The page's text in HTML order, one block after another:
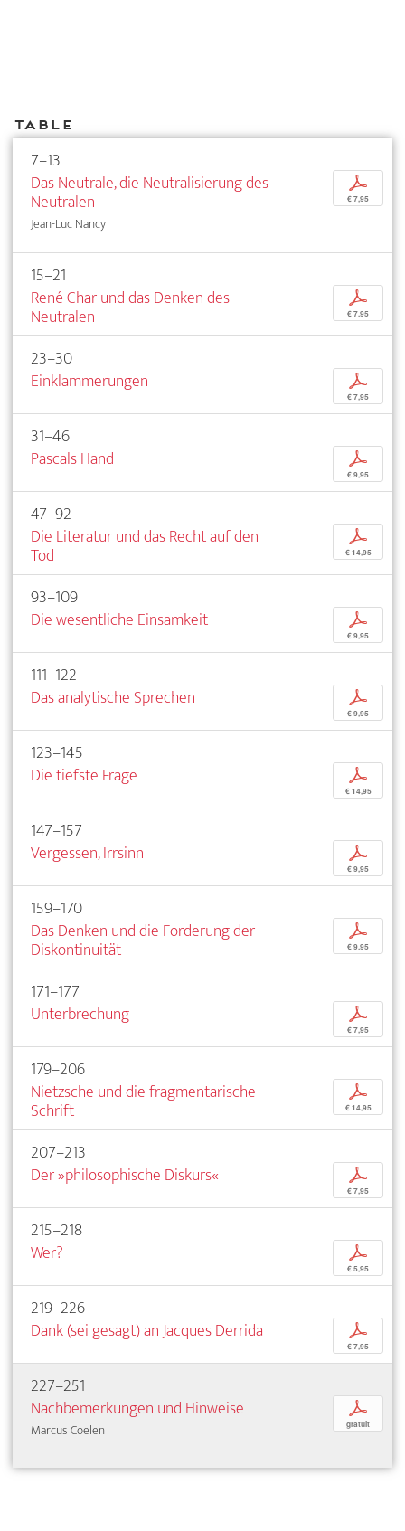
Table
7–13
Das Neutrale, die Neutralisierung des
Neutralen
Jean-Luc Nancy
p
€ 7,95
15–21
René Char und das Denken des
Neutralen
p
€ 7,95
23–30
Einklammerungen
p
€ 7,95
31–46
Pascals Hand
p
€ 9,95
47–92
Die Literatur und das Recht auf den
Tod
p
€ 14,95
93–109
Die wesentliche Einsamkeit
p
€ 9,95
111–122
Das analytische Sprechen
p
€ 9,95
123–145
Die tiefste Frage
p
€ 14,95
147–157
Vergessen, Irrsinn
p
€ 9,95
159–170
Das Denken und die Forderung der
Diskontinuität
p
€ 9,95
171–177
Unterbrechung
p
€ 7,95
179–206
Nietzsche und die fragmentarische
Schrift
p
€ 14,95
207–213
Der »philosophische Diskurs«
p
€ 7,95
215–218
Wer?
p
€ 5,95
219–226
Dank (sei gesagt) an Jacques Derrida
p
€ 7,95
227–251
Nachbemerkungen und Hinweise
Marcus Coelen
p
gratuit